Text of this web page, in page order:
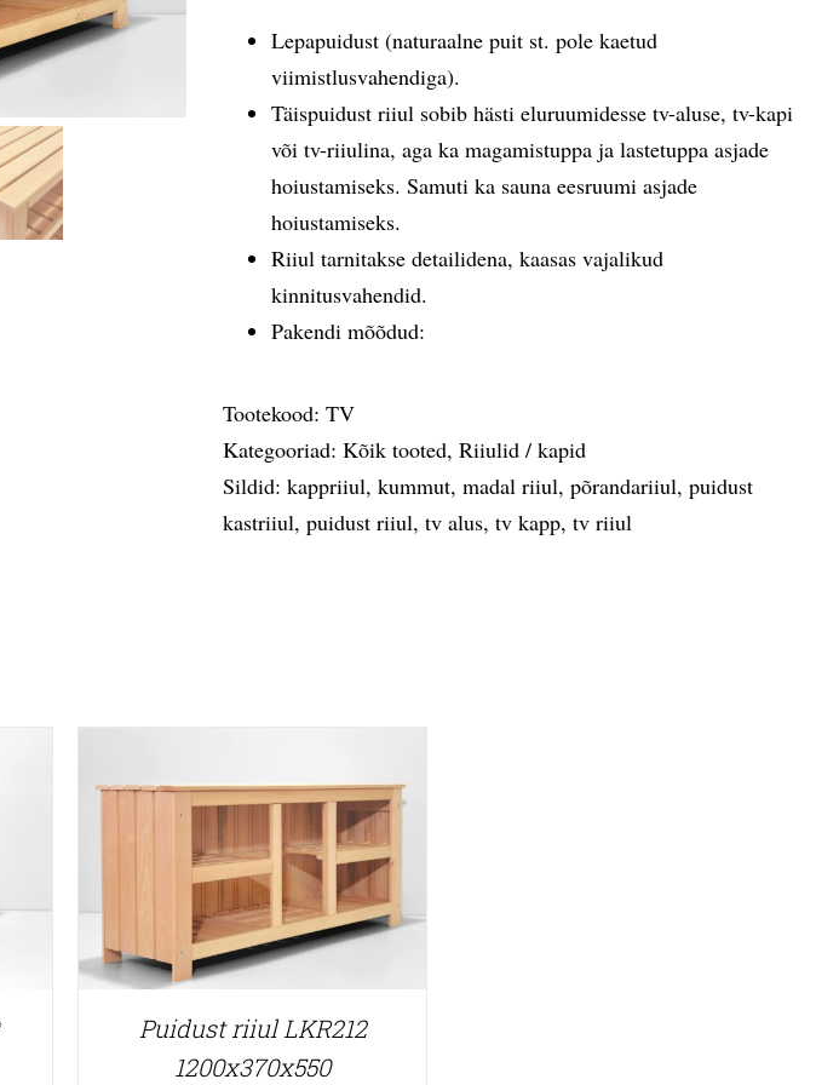
Lepapuidust (naturaalne puit st. pole kaetud
viimistlusvahendiga).
Täispuidust riiul sobib hästi eluruumidesse tv-aluse, tv-kapi
või tv-riiulina, aga ka magamistuppa ja lastetuppa asjade
hoiustamiseks. Samuti ka sauna eesruumi asjade
hoiustamiseks.
Riiul tarnitakse detailidena, kaasas vajalikud
kinnitusvahendid.
Pakendi mõõdud:
Tootekood:TV
Kategooriad:Kõik tooted,Riiulid / kapid
Sildid:kappriiul,kummut,madal riiul,põrandariiul,puidust
kastriiul,puidust riiul,tv alus,tv kapp,tv riiul
Puidust riiul LKR212
1200x370x550